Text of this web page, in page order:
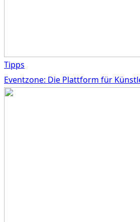
Tipps
Eventzone: Die Plattform für